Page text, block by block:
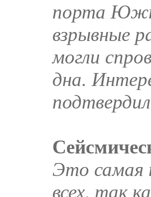
порта
взрывные
могли
дна.
Это самая
всех, так